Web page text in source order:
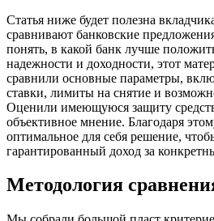
Статья ниже будет полезна
сравнивают банковские
понять, в какой банк лучше
надежности и доходности, этот
сравнили основные параметры,
ставки, лимиты на снятие и
Оценили имеющуюся защиту
объективное мнение. Благодаря
оптимальное для себя решение,
гарантированный доход за
Методология